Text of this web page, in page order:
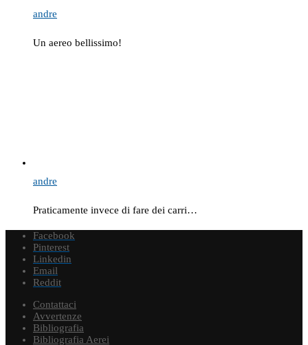
andre
Un aereo bellissimo!
andre
Praticamente invece di fare dei carri…
Facebook
Pinterest
Linkedin
Email
Reddit
Contattaci
Avvertenze
Bibliografia
Bibliografia Aerei